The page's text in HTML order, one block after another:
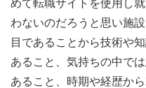
めて転職サイトを使用し
わないのだろうと思い施
目であることから技術や
あること、気持ちの中で
あること、時期や経歴か